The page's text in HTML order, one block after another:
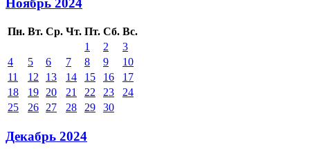
Пн. Вт. Ср. Чт. Пт. Сб. Вс.
1
2
3
4
5 6 7 8 9
10
11
12 13 14 15 16
17
18
19 20 21 22 23
24
25
26 27 28 29 30
Декабрь 2024